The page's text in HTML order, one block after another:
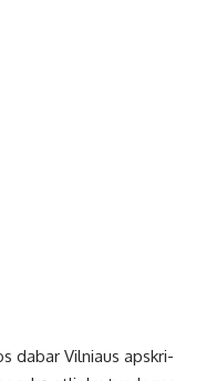
da­bar Vil­niaus ap­skri­